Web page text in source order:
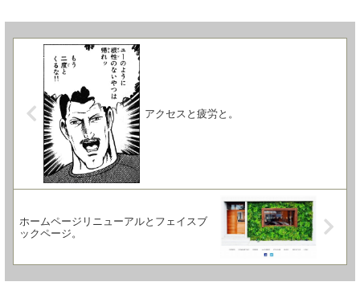
アクセスと疲労と。
ホームページリニューアルとフェイスブ
ックページ。